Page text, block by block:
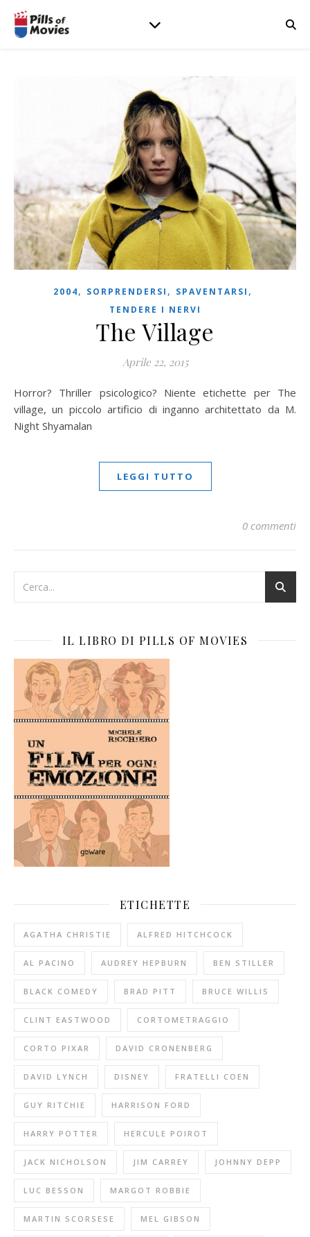
2004, SORPRENDERSI , SPAVENTARSI ,
TENDERE I NERVI
The Village
Aprile 22, 2015
Horror? Thriller psicologico? Niente etichette per The
village, un piccolo artificio di inganno architettato da M.
Night Shyamalan
LEGGI TUTTO
0 commenti
IL LIBRO DI PILLS OF MOVIES
ETICHETTE
AGATHA CHRISTIE ALFRED HITCHCOCK
AL PACINO AUDREY HEPBURN BEN STILLER
BLACK COMEDY BRAD PITT BRUCE WILLIS
CLINT EASTWOOD CORTOMETRAGGIO
CORTO PIXAR DAVID CRONENBERG
DAVID LYNCH DISNEY FRATELLI COEN
GUY RITCHIE HARRISON FORD
HARRY POTTER HERCULE POIROT
JACK NICHOLSON JIM CARREY JOHNNY DEPP
LUC BESSON MARGOT ROBBIE
MARTIN SCORSESE MEL GIBSON